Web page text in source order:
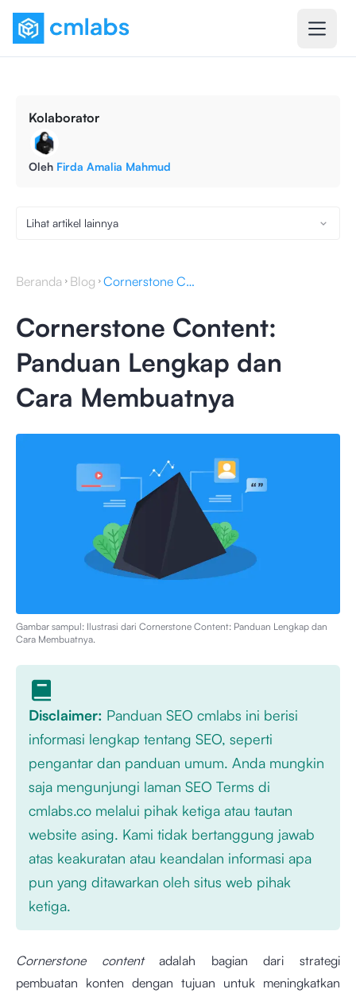
Kolaborator
Oleh Firda Amalia Mahmud
Lihat artikel lainnya
Beranda Blog Cornerstone Content: Panduan Lengkap dan Cara Membuatnya
Cornerstone Content:
Panduan Lengkap dan
Cara Membuatnya
Gambar sampul: Ilustrasi dari Cornerstone Content: Panduan Lengkap dan
Cara Membuatnya.
Disclaimer: Panduan SEO cmlabs ini berisi
informasi lengkap tentang SEO, seperti
pengantar dan panduan umum. Anda mungkin
saja mengunjungi laman SEO Terms di
cmlabs.co melalui pihak ketiga atau tautan
website asing. Kami tidak bertanggung jawab
atas keakuratan atau keandalan informasi apa
pun yang ditawarkan oleh situs web pihak
ketiga.
Cornerstone contentadalah bagian dari strategi
pembuatan konten dengan tujuan untuk meningkatkan